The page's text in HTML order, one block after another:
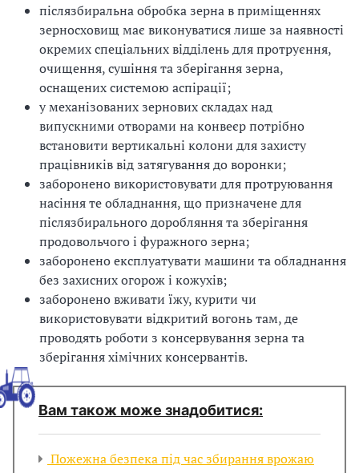
післязбиральна обробка зерна в приміщеннях
зерносховищ має виконуватися лише за наявності
окремих спеціальних відділень для протруєння,
очищення, сушіння та зберігання зерна,
оснащених системою аспірації;
у механізованих зернових складах над
випускними отворами на конвеєр потрібно
встановити вертикальні колони для захисту
працівників від затягування до воронки;
заборонено використовувати для протруювання
насіння те обладнання, що призначене для
післязбирального доробляння та зберігання
продовольчого і фуражного зерна;
заборонено експлуатувати машини та обладнання
без захисних огорож і кожухів;
заборонено вживати їжу, курити чи
використовувати відкритий вогонь там, де
проводять роботи з консервування зерна та
зберігання хімічних консервантів.
Вам також може знадобитися:
Пожежна безпека під час збирання врожаю
а
ц